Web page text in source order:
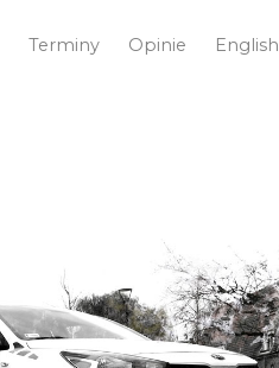
Terminy Opinie English